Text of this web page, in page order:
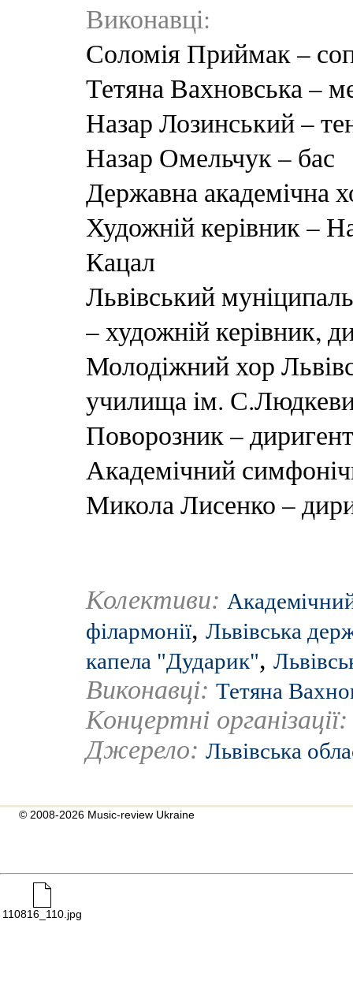
Виконавці:
Соломія Приймак –
Тетяна Вахновська –
Назар Лозинський –
Назар Омельчук – бас
Державна академічна
Художній керівник –
Кацал
Львівський
– художній керівник,
Молодіжний хор
училища ім.
Поворозник – диригент
Академічний
Микола Лисенко –
Колективи:
філармонії, Львівська
капела "Дударик",
Виконавці: Тетяна
Концертні
Джерело: Львівська
© 2008-2026 Music-review Ukraine
110816_110.jpg